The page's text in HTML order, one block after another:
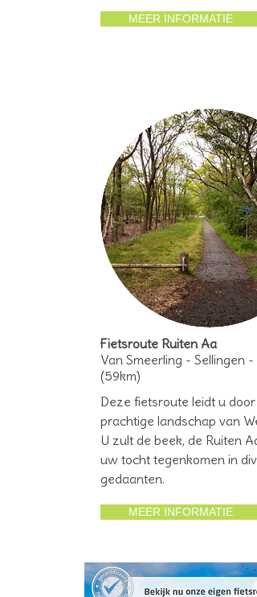
MEER INFORMATIE
Fietsroute Ruiten Aa
Van Smeerling - Sellingen -
(59km)
Deze fietsroute leidt u door
prachtige landschap van
U zult de beek, de Ruiten
uw tocht tegenkomen in
gedaanten.
MEER INFORMATIE